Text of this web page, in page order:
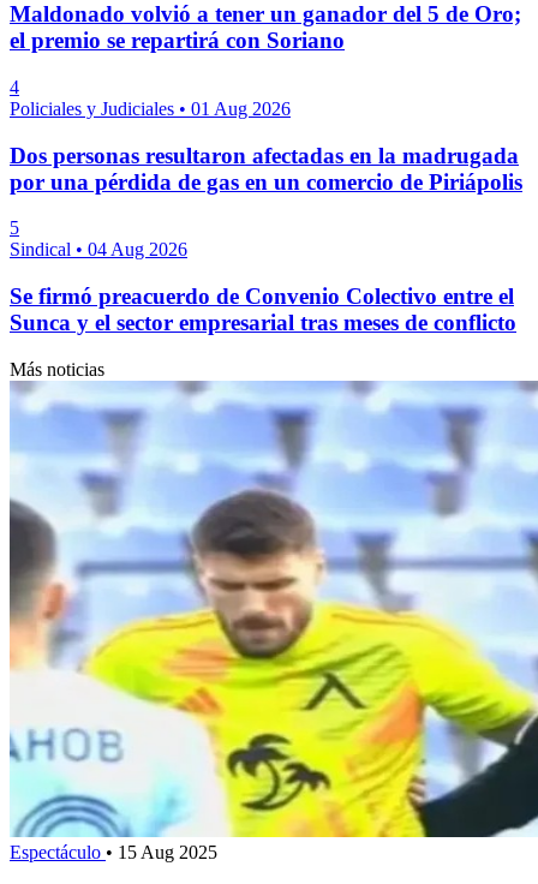
Maldonado volvió a tener un ganador del 5 de Oro;
el premio se repartirá con Soriano
4
Policiales y Judiciales • 01 Aug 2026
Dos personas resultaron afectadas en la madrugada
por una pérdida de gas en un comercio de Piriápolis
5
Sindical • 04 Aug 2026
Se firmó preacuerdo de Convenio Colectivo entre el
Sunca y el sector empresarial tras meses de conflicto
Más noticias
Espectáculo • 15 Aug 2025